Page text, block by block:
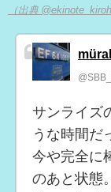
（出典
サンライズ
うな時間だ
今や完全に
のあと状態